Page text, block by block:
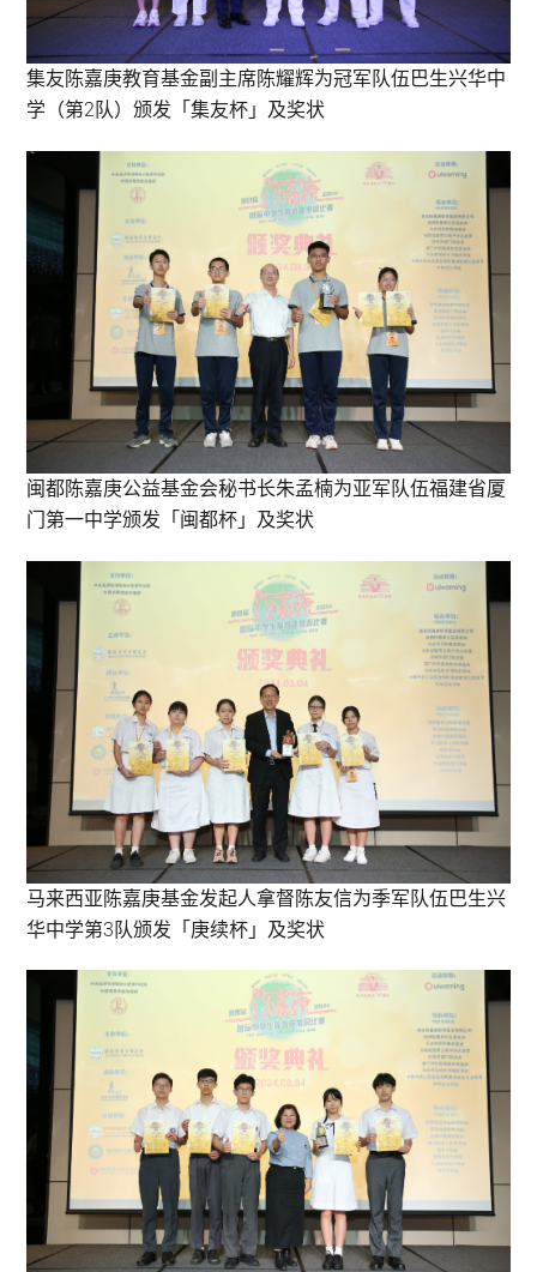
集友陈嘉庚教育基金副主席陈耀辉为冠军队伍巴生兴华中
学（第2队）颁发「集友杯」及奖状
闽都陈嘉庚公益基金会秘书长朱孟楠为亚军队伍福建省厦
门第一中学颁发「闽都杯」及奖状
马来西亚陈嘉庚基金发起人拿督陈友信为季军队伍巴生兴
华中学第3队颁发「庚续杯」及奖状